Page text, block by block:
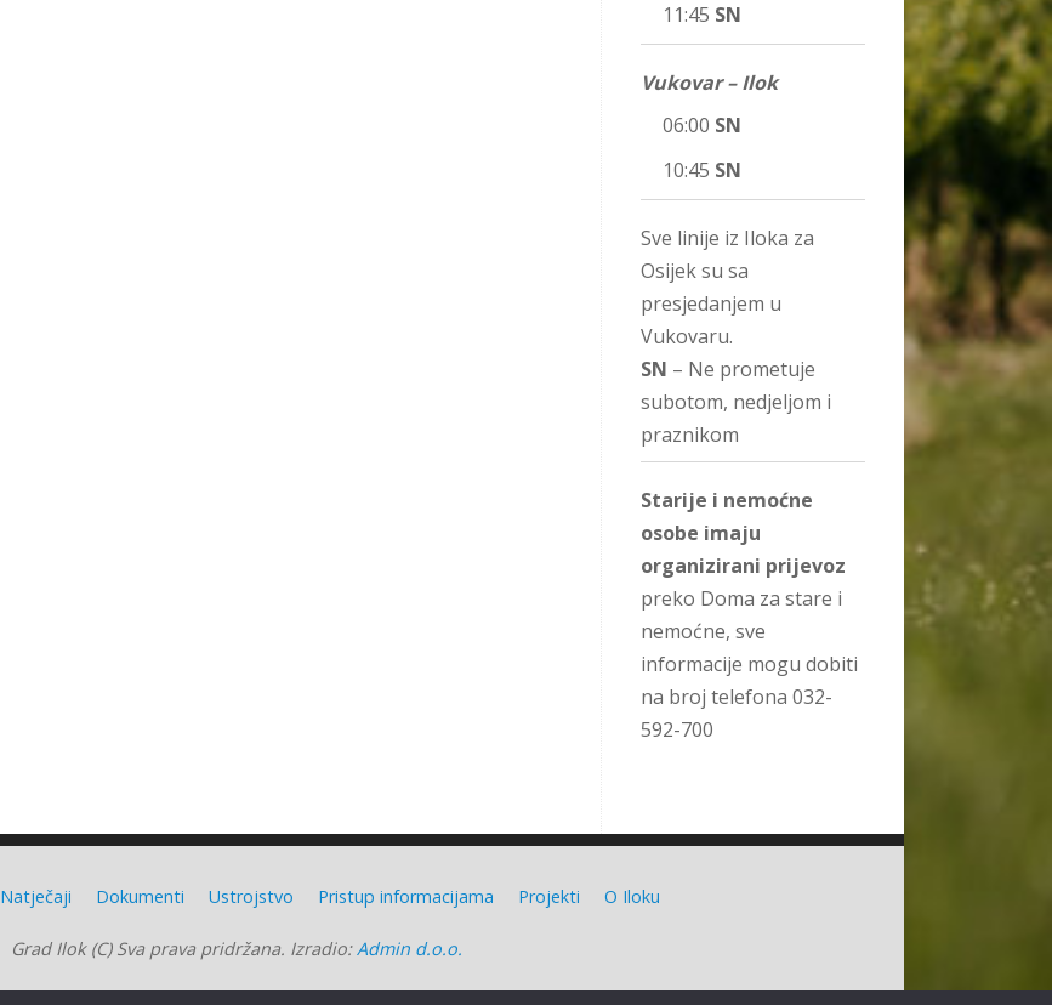
11:45 SN
Vukovar – Ilok
06:00 SN
10:45 SN
Sve linije iz Iloka za
Osijek su sa
presjedanjem u
Vukovaru.
SN – Ne prometuje
subotom, nedjeljom i
praznikom
Starije i nemoćne
osobe imaju
organizirani prijevoz
preko Doma za stare i
nemoćne, sve
informacije mogu dobiti
na broj telefona 032-
592-700
Natječaji Dokumenti Ustrojstvo Pristup informacijama Projekti O Iloku
Grad Ilok (C) Sva prava pridržana. Izradio: Admin d.o.o.